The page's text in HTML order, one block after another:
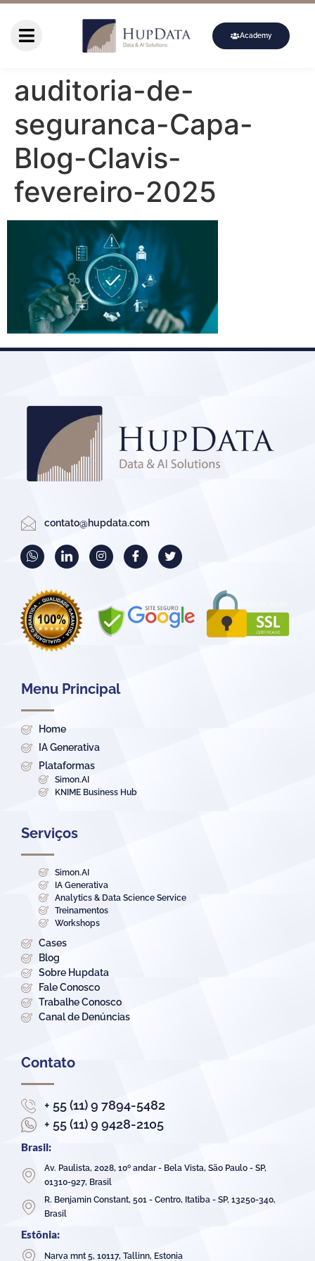
Academy
auditoria-de-
seguranca-Capa-
Blog-Clavis-
fevereiro-2025
contato@hupdata.com
Menu Principal
Home
IA Generativa
Plataformas
Simon.AI
KNIME Business Hub
Serviços
Simon.AI
IA Generativa
Analytics & Data Science Service
Treinamentos
Workshops
Cases
Blog
Sobre Hupdata
Fale Conosco
Trabalhe Conosco
Canal de Denúncias
Contato
+ 55 (11) 9 7894-5482
+ 55 (11) 9 9428-2105
Brasil:
Av. Paulista, 2028, 10º andar - Bela Vista, São Paulo - SP,
01310-927, Brasil
R. Benjamin Constant, 501 - Centro, Itatiba - SP, 13250-340,
Brasil
Estônia:
Narva mnt 5, 10117, Tallinn, Estonia